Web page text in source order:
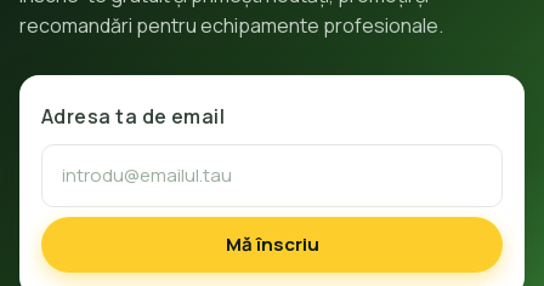
recomandări pentru echipamente profesionale.
Adresa ta de email
Mă înscriu